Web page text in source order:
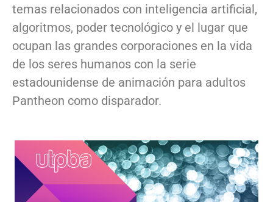
temas relacionados con inteligencia artificial,
algoritmos, poder tecnológico y el lugar que
ocupan las grandes corporaciones en la vida
de los seres humanos con la serie
estadounidense de animación para adultos
Pantheon como disparador.